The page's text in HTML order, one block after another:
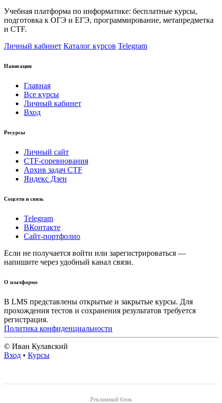
Учебная платформа по информатике: бесплатные курсы,
подготовка к ОГЭ и ЕГЭ, программирование, метапредметка
и CTF.
Личный кабинет Каталог курсов Telegram
Навигация
Главная
Все курсы
Личный кабинет
Вход
Ресурсы
Личный сайт
CTF-соревнования
Архив задач CTF
Яндекс Дзен
Соцсети и связь
Telegram
ВКонтакте
Сайт-портфолио
Если не получается войти или зарегистрироваться —
напишите через удобный канал связи.
О платформе
В LMS представлены открытые и закрытые курсы. Для
прохождения тестов и сохранения результатов требуется
регистрация.
Политика конфиденциальности
© Иван Кулавский
Вход • Курсы
Рекламный блок